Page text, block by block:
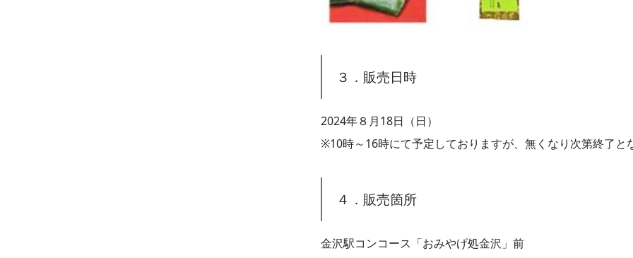
３．販売日時
2024年８月18日（日）
※10時～16時にて予定しておりますが、無くなり次第終了と
４．販売箇所
金沢駅コンコース「おみやげ処金沢」前